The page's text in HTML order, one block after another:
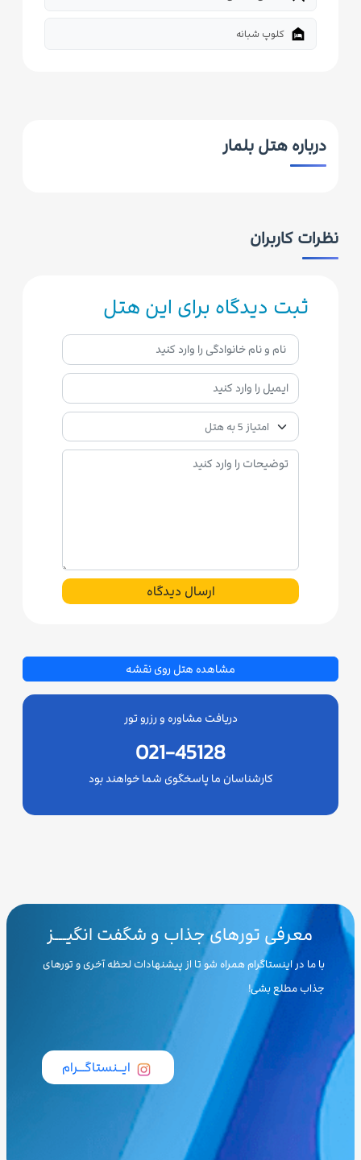
night_shelter کلوپ شبانه
درباره هتل بلمار
نظرات کاربران
ثبت دیدگاه برای این هتل
ارسال دیدگاه
مشاهده هتل روی نقشه
دریافت مشاوره و رزرو تور
021-45128
کارشناسان ما پاسخگوی شما خواهند بود
معرفی تورهای جذاب و شگفت انگیـــز
با ما در اینستاگرام همراه شو تا از پیشنهادات لحظه آخری و تورهای
جذاب مطلع بشی!
ایــنستاگـــرام